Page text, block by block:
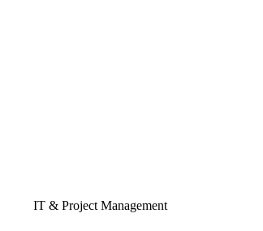
IT & Project Management